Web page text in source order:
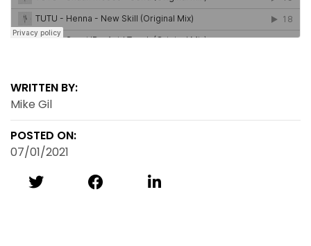
WRITTEN BY:
Mike Gil
POSTED ON:
07/01/2021